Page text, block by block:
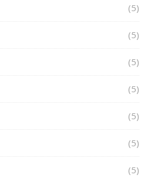
(5)
(5)
(5)
(5)
(5)
(5)
(5)